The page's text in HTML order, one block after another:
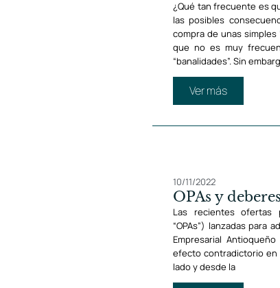
¿Qué tan frecuente es
las posibles
compra de unas simples
que no es muy
“banalidades”. Sin
Ver más
10/11/2022
OPAs y
Las recientes ofertas
“OPAs”) lanzadas para
Empresarial
efecto contradictorio en
lado y desde la